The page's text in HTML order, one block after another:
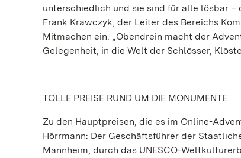
unterschiedlich und sie sind für alle lösbar
Frank Krawczyk, der Leiter des Bereichs
Mitmachen ein. „Obendrein macht der
Gelegenheit, in die Welt der Schlösser,
TOLLE PREISE RUND UM DIE MONUMENTE
Zu den Hauptpreisen, die es im Online-
Hörrmann: Der Geschäftsführer der
Mannheim, durch das UNESCO-